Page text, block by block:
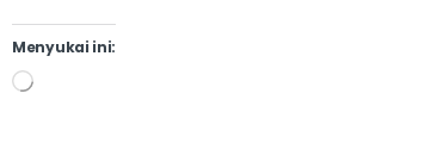
Menyukai ini: